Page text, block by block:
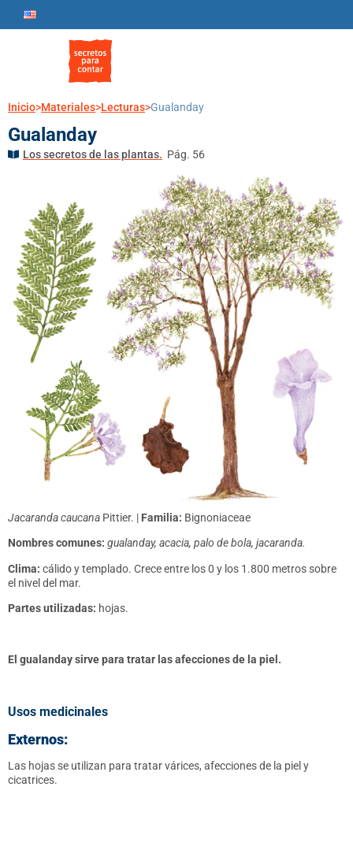
Inicio>Materiales>Lecturas>Gualanday
Gualanday
Los secretos de las plantas. Pág. 56
Jacaranda caucana Pittier. | Familia: Bignoniaceae
Nombres comunes: gualanday, acacia, palo de bola, jacaranda.
Clima: cálido y templado. Crece entre los 0 y los 1.800 metros sobre
el nivel del mar.
Partes utilizadas: hojas.
El gualanday sirve para tratar las afecciones de la piel.
Usos medicinales
Externos:
Las hojas se utilizan para tratar várices, afecciones de la piel y
cicatrices.